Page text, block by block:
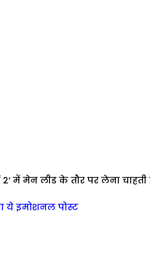
मेन लीड के तौर पर लेना चाहती
ये इमोशनल पोस्ट